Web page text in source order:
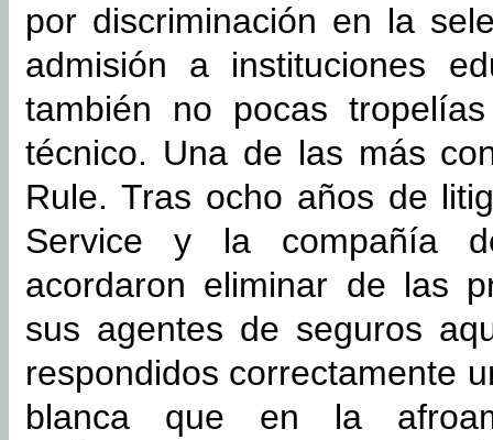
por discriminación en la
admisión a instituciones
también no pocas
técnico. Una de las más
Rule. Tras ocho años de
Service y la compañía
acordaron eliminar de las
sus agentes de seguros
respondidos correctamente
blanca que en la